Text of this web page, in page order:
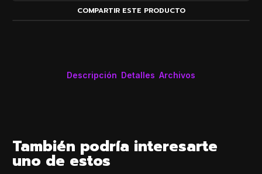
COMPARTIR ESTE PRODUCTO
Descripción Detalles Archivos
También podría interesarte
uno de estos